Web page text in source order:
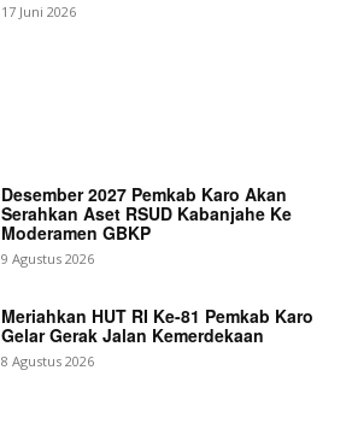
17 Juni 2026
Desember 2027 Pemkab Karo Akan
Serahkan Aset RSUD Kabanjahe Ke
Moderamen GBKP
9 Agustus 2026
Meriahkan HUT RI Ke-81 Pemkab Karo
Gelar Gerak Jalan Kemerdekaan
8 Agustus 2026